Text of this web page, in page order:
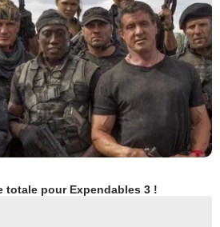
totale pour Expendables 3 !